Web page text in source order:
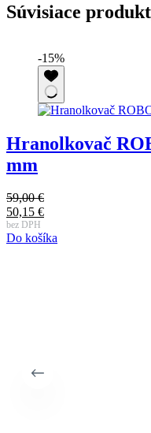
Súvisiace
-15%
Hranolkovač
mm
59,00€
Pôvodná
cena
bola:
50,15 €
Aktuálna
cena
bez DPH
Do košíka